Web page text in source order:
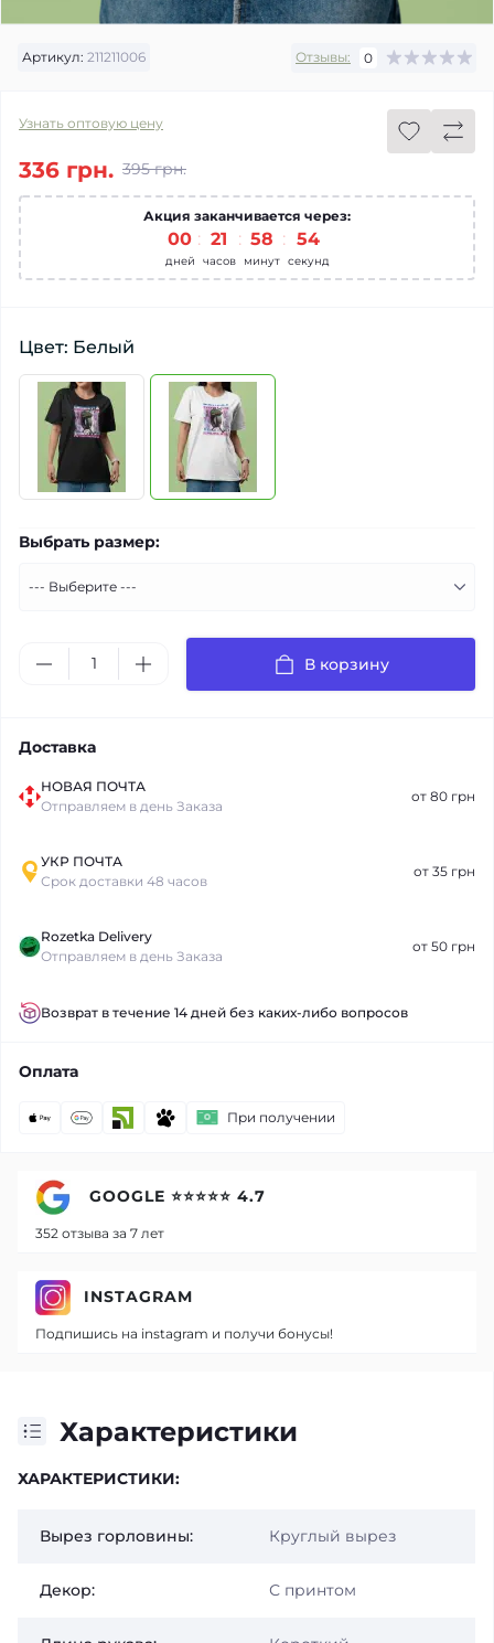
Артикул: 211211006 Отзывы: 0
Узнать оптовую цену
395 грн.
336 грн.
Акция заканчивается через:
00
дней
: 21
часов
: 58
минут
: 53
секунд
Цвет: Белый
Выбрать размер:
В корзину
Доставка
НОВАЯ ПОЧТА
Отправляем в день Заказа
от 80 грн
УКР ПОЧТА
Срок доставки 48 часов
от 35 грн
Rozetka Delivery
Отправляем в день Заказа
от 50 грн
Возврат в течение 14 дней без каких-либо вопросов
Оплата
При получении
Характеристики
ХАРАКТЕРИСТИКИ:
Вырез горловины: Круглый вырез
Декор: С принтом
GOOGLE ⭐⭐⭐⭐⭐ 4.7
352 отзыва за 7 лет
INSTAGRAM
Подпишись на instagram и получи бонусы!